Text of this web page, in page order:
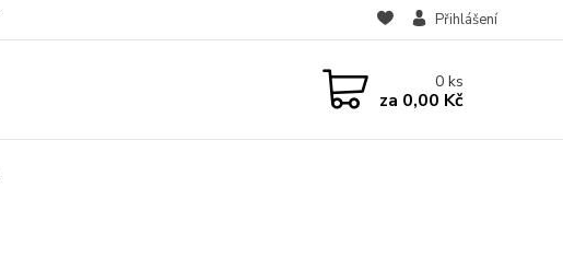
Přihlášení
0ks
za 0,00 Kč